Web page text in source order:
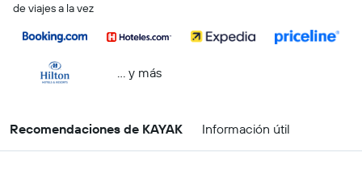
de viajes a la vez
… y más
Recomendaciones de KAYAK Información útil